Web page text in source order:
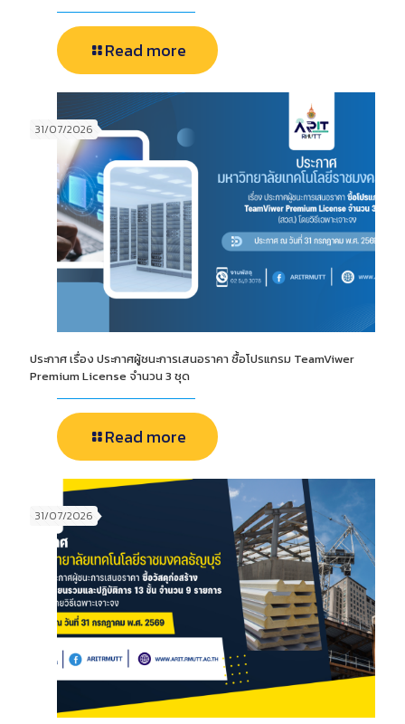
Read more
31/07/2026
ประกาศ เรื่อง ประกาศผู้ชนะการเสนอราคา ซื้อโปรแกรม TeamViwer
Premium License จำนวน 3 ชุด
Read more
31/07/2026